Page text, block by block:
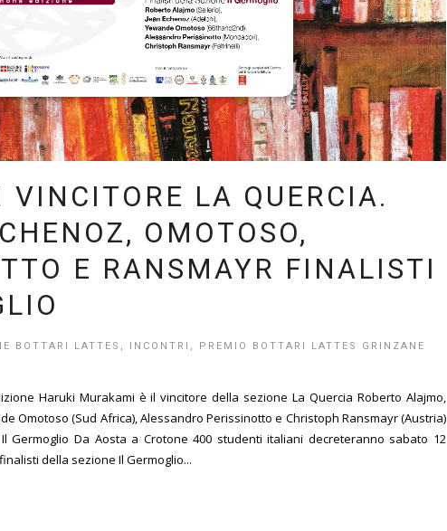
VINCITORE LA QUERCIA.
OMOTOSO,
E RANSMAYR FINALISTI
BOTTARI LATTES , INCONTRI , PREMIO BOTTARI LATTES GRINZANE
Haruki Murakami è il vincitore della sezione La Quercia Roberto Alajmo,
Omotoso (Sud Africa), Alessandro Perissinotto e Christoph Ransmayr (Austria)
Germoglio Da Aosta a Crotone 400 studenti italiani decreteranno sabato 12
della sezione Il Germoglio...